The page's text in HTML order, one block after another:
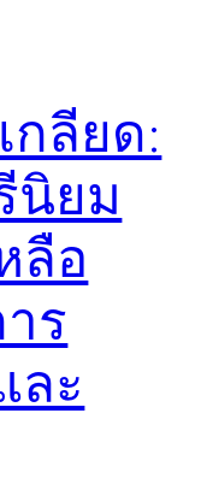
ลียด:
นิยม
ลือ
ร
ละ